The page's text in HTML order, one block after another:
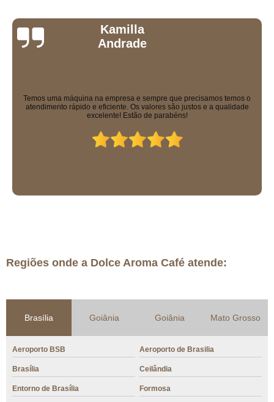
Daniel Milano
Equipe excelente, todos muito educados. Máquinas sensacionais e os
solúveis que eles vendem são uma delícia!
Regiões onde a Dolce Aroma Café atende:
Brasília Goiânia Goiânia Mato Grosso
Aeroporto BSB Aeroporto de Brasilia
Brasília Ceilândia
Entorno de Brasília Formosa